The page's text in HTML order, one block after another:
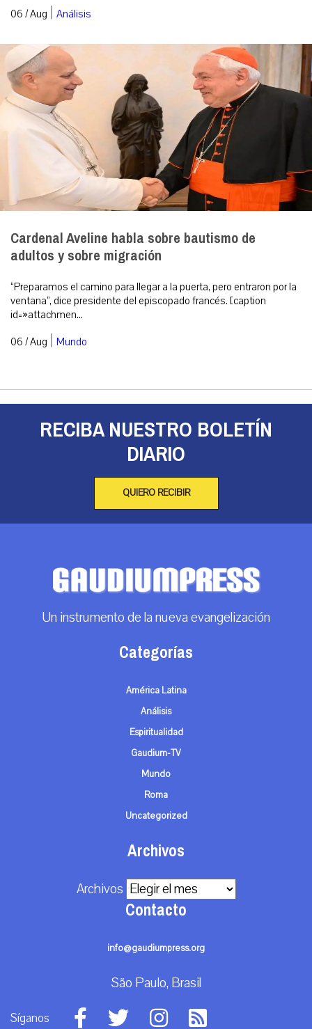
06 / Aug | Análisis
Cardenal Aveline habla sobre bautismo de
adultos y sobre migración
“Preparamos el camino para llegar a la puerta, pero entraron por la
ventana”, dice presidente del episcopado francés. [caption
id=»attachmen...
06 / Aug | Mundo
RECIBA NUESTRO BOLETÍN
DIARIO
QUIERO RECIBIR
Un instrumento de la nueva evangelización
Categorías
América Latina
Análisis
Espiritualidad
Gaudium-TV
Mundo
Roma
Uncategorized
Archivos
Archivos
Contacto
info@gaudiumpress.org
São Paulo, Brasil
Síganos